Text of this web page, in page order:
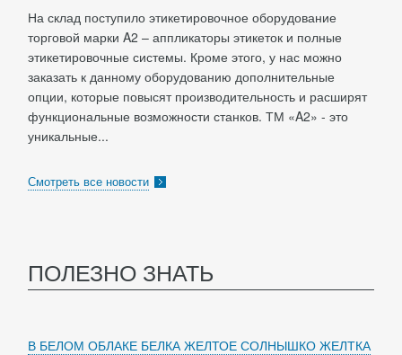
На склад поступило этикетировочное оборудование
торговой марки A2 – аппликаторы этикеток и полные
этикетировочные системы. Кроме этого, у нас можно
заказать к данному оборудованию дополнительные
опции, которые повысят производительность и расширят
функциональные возможности станков. ТМ «A2» - это
уникальные...
Смотреть все новости
ПОЛЕЗНО ЗНАТЬ
В БЕЛОМ ОБЛАКЕ БЕЛКА ЖЕЛТОЕ СОЛНЫШКО ЖЕЛТКА